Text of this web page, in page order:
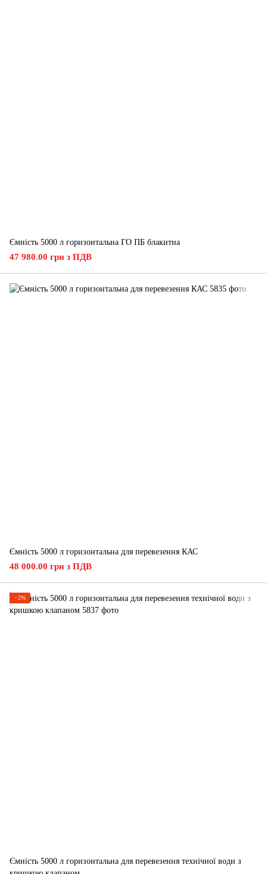
Ємність 5000 л горизонтальна ГО ПБ блакитна
47 980.00 грн з ПДВ
Ємність 5000 л горизонтальна для перевезення КАС
48 000.00 грн з ПДВ
−2%
Ємність 5000 л горизонтальна для перевезення технічної води з